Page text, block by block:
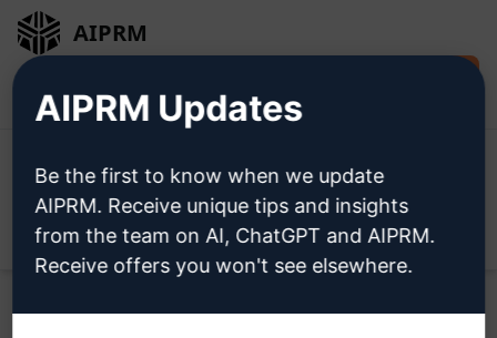
AIPRM
AIPRM Updates
Be the first to know when we update
AIPRM. Receive unique tips and insights
from the team on AI, ChatGPT and AIPRM.
Receive offers you won't see elsewhere.